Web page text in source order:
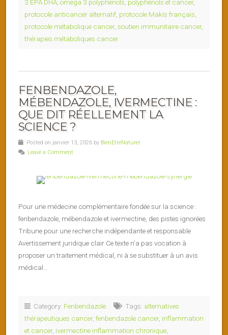
3 EPA DHA oméga 3 polyphénols polyphénols et cancer,
protocole anticancer alternatif protocole Makis français
protocole métabolique cancer, soutien immunitaire cancer,
thérapies métaboliques cancer
FENBENDAZOLE,
MÉBENDAZOLE, IVERMECTINE :
QUE DIT RÉELLEMENT LA
SCIENCE ?
Posted on janvier 13, 2026 by BienEtreNaturel
Leave a Comment
Pour une médecine complémentaire fondée sur la science :
fenbendazole, mébendazole et ivermectine, des pistes ignorées
Tribune pour une recherche indépendante et responsable
Avertissement juridique clair Ce texte n’a pas vocation à
proposer un traitement médical, ni à se substituer à un avis
médical…
Category: Fenbendazole Tags: alternatives
thérapeutiques cancer, fenbendazole cancer, inflammation
et cancer, ivermectine inflammation chronique